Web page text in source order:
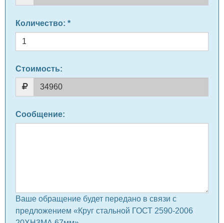
Количество: *
Стоимость:
Сообщение:
Ваше обращение будет передано в связи с
предложением «Круг стальной ГОСТ 2590-2006